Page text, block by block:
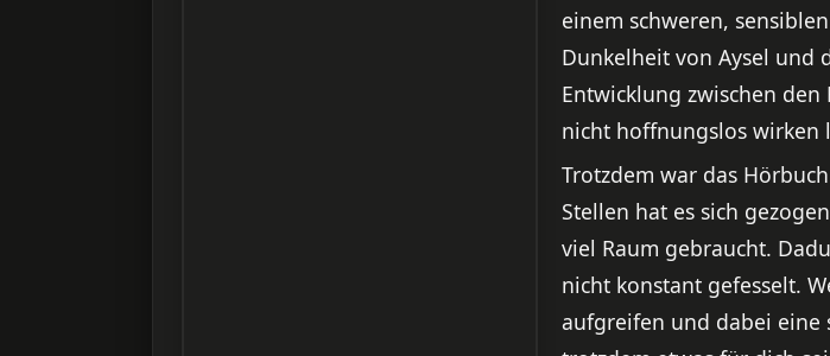
einem schweren,
Dunkelheit von Aysel und
Entwicklung zwischen
nicht hoffnungslos wirken
Trotzdem war das
Stellen hat es sich
viel Raum gebraucht.
nicht konstant gefesselt.
aufgreifen und dabei eine